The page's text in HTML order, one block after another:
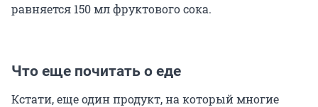
равняется 150 мл фруктового сока.
Что еще почитать о еде
Кстати, еще один продукт, на который многие